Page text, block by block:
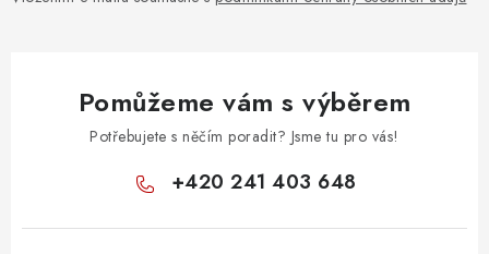
Pomůžeme vám s výběrem
Potřebujete s něčím poradit? Jsme tu pro vás!
+420 241 403 648